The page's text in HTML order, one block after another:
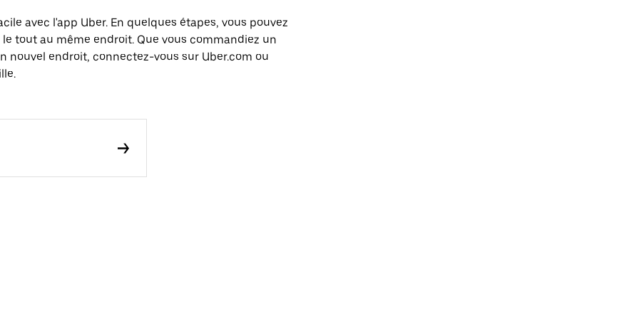
avec l'app Uber. En quelques étapes, vous pouvez
tout au même endroit. Que vous commandiez un
nouvel endroit, connectez-vous sur Uber.com ou